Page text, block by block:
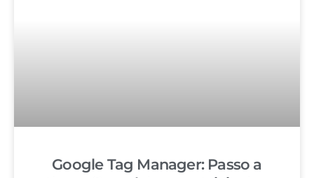
Google Tag Manager: Passo a